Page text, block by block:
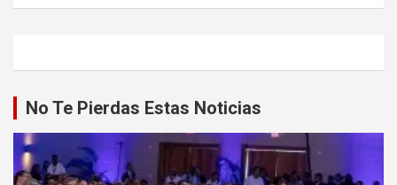
No Te Pierdas Estas Noticias